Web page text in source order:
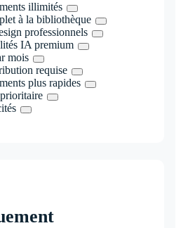
illimités
à la bibliothèque
professionnels
IA premium
mois
requise
plus rapides